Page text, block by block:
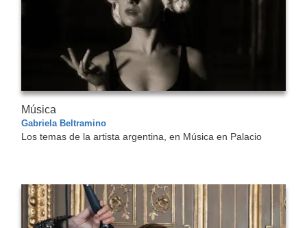
Música
Gabriela Beltramino
Los temas de la artista argentina, en Música en Palacio